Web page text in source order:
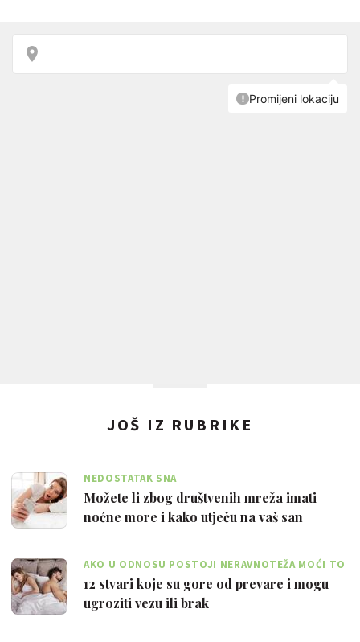
JOŠ IZ RUBRIKE
NEDOSTATAK SNA
Možete li zbog društvenih mreža imati
noćne more i kako utječu na vaš san
AKO U ODNOSU POSTOJI NERAVNOTEŽA MOĆI TO
JE VELIKI PROBLEM
12 stvari koje su gore od prevare i mogu
ugroziti vezu ili brak